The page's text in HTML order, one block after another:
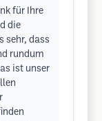
für Ihre
die
sehr, dass
rundum
ist unser